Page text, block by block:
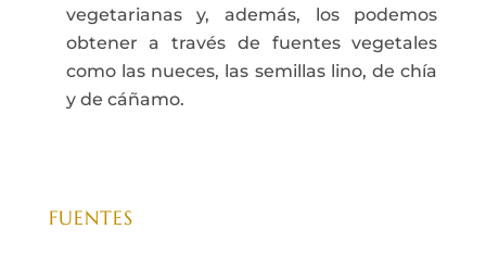
vegetarianas y, además, los podemos
obtener a través de fuentes vegetales
como las nueces, las semillas lino, de chía
y de cáñamo.
FUENTES